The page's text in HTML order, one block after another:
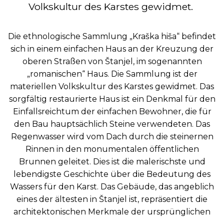
Volkskultur des Karstes gewidmet.
Die ethnologische Sammlung „Kraška hiša“ befindet
sich in einem einfachen Haus an der Kreuzung der
oberen Straßen von Štanjel, im sogenannten
„romanischen“ Haus. Die Sammlung ist der
materiellen Volkskultur des Karstes gewidmet. Das
sorgfältig restaurierte Haus ist ein Denkmal für den
Einfallsreichtum der einfachen Bewohner, die für
den Bau hauptsächlich Steine verwendeten. Das
Regenwasser wird vom Dach durch die steinernen
Rinnen in den monumentalen öffentlichen
Brunnen geleitet. Dies ist die malerischste und
lebendigste Geschichte über die Bedeutung des
Wassers für den Karst. Das Gebäude, das angeblich
eines der ältesten in Štanjel ist, repräsentiert die
architektonischen Merkmale der ursprünglichen